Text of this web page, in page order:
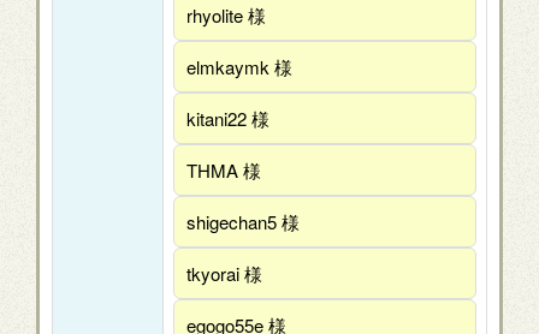
rhyolite 様
elmkaymk 様
kitani22 様
THMA 様
shigechan5 様
tkyorai 様
egogo55e 様